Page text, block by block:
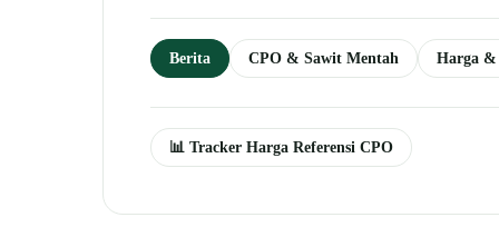
Berita CPO & Sawit Mentah Harga &
📊 Tracker Harga Referensi CPO